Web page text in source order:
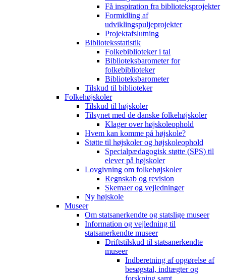
Få inspiration fra biblioteksprojekter
Formidling af
udviklingspuljeprojekter
Projektafslutning
Biblioteksstatistik
Folkebiblioteker i tal
Biblioteksbarometer for
folkebiblioteker
Biblioteksbarometer
Tilskud til biblioteker
Folkehøjskoler
Tilskud til højskoler
Tilsynet med de danske folkehøjskoler
Klager over højskoleophold
Hvem kan komme på højskole?
Støtte til højskoler og højskoleophold
Specialpædagogisk støtte (SPS) til
elever på højskoler
Lovgivning om folkehøjskoler
Regnskab og revision
Skemaer og vejledninger
Ny højskole
Museer
Om statsanerkendte og statslige museer
Information og vejledning til
statsanerkendte museer
Driftstilskud til statsanerkendte
museer
Indberetning af opgørelse af
besøgstal, indtægter og
forskning samt